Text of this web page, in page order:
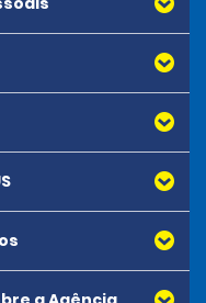
aos requisitos de
cartão de crédito
no momento do